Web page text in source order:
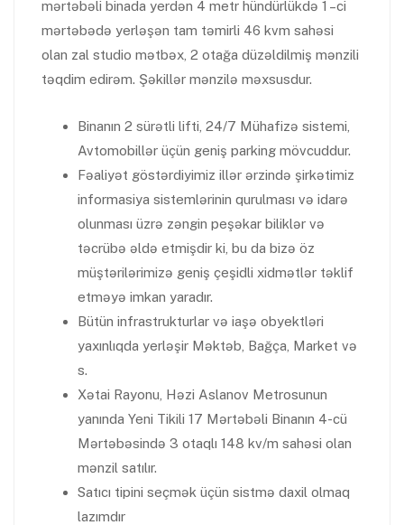
mərtəbəli binada yerdən 4 metr hündürlükdə 1 –ci
mərtəbədə yerləşən tam təmirli 46 kvm sahəsi
olan zal studio mətbəx, 2 otağa düzəldilmiş mənzili
təqdim edirəm. Şəkillər mənzilə məxsusdur.
Binanın 2 sürətli lifti, 24/7 Mühafizə sistemi,
Avtomobillər üçün geniş parking mövcuddur.
Fəaliyət göstərdiyimiz illər ərzində şirkətimiz
informasiya sistemlərinin qurulması və idarə
olunması üzrə zəngin peşəkar biliklər və
təcrübə əldə etmişdir ki, bu da bizə öz
müştərilərimizə geniş çeşidli xidmətlər təklif
etməyə imkan yaradır.
Bütün infrastrukturlar və iaşə obyektləri
yaxınlıqda yerləşir Məktəb, Bağça, Market və
s.
Xətai Rayonu, Həzi Aslanov Metrosunun
yanında Yeni Tikili 17 Mərtəbəli Binanın 4-cü
Mərtəbəsində 3 otaqlı 148 kv/m sahəsi olan
mənzil satılır.
Satıcı tipini seçmək üçün sistmə daxil olmaq
lazımdır